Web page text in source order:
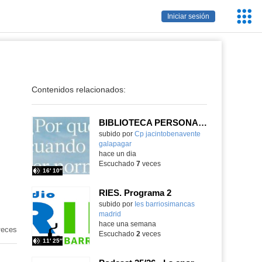
Iniciar sesión
Contenidos relacionados:
BIBLIOTECA PERSONAL 9: ¿Por qué ser feliz cuando puedes ser normal?
Contenido educativo.
subido por Cp jacintobenavente
galapagar
16′ 10″
-
hace un dia
Escuchado 7veces
RIES. Programa 2
Contenido educativo.
subido por Ies barriosimancas
madrid
11′ 25″
hace una semana
Escuchado 2 veces